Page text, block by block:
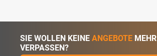
SIE WOLLEN KEINE ANGEBOTE MEHR
VERPASSEN?